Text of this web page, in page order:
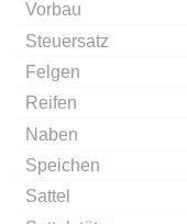
Vorbau
Steuersatz
Felgen
Reifen
Naben
Speichen
Sattel